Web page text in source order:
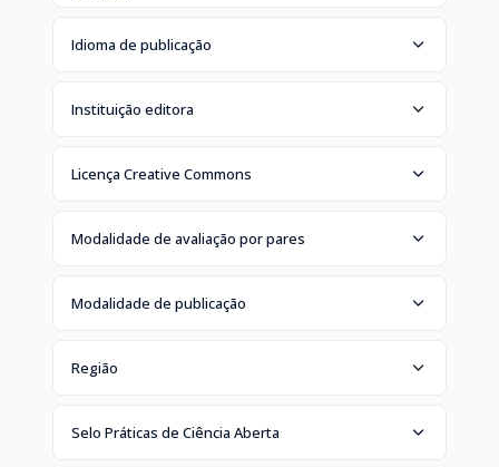
Idioma de publicação
Instituição editora
Licença Creative Commons
Modalidade de avaliação por pares
Modalidade de publicação
Região
Selo Práticas de Ciência Aberta